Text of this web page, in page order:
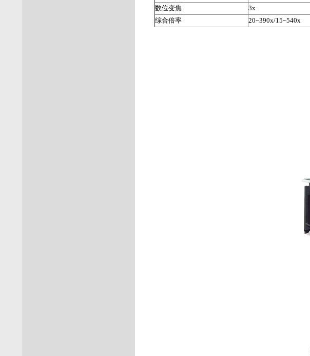
数位变焦
3x
综合倍率
20~390x/15~540x